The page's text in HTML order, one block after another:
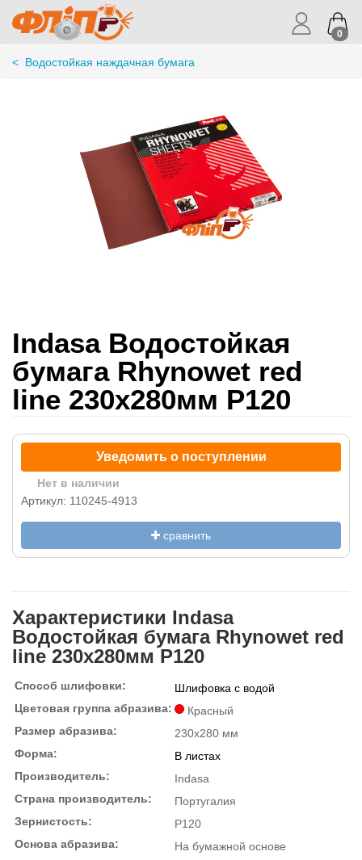
0
< Водостойкая наждачная бумага
Indasa Водостойкая
бумага Rhynowet red
line 230x280мм P120
Уведомить о поступлении
Нет в наличии
Артикул: 110245-4913
сравнить
Характеристики Indasa
Водостойкая бумага Rhynowet red
line 230x280мм P120
Способ шлифовки:
Шлифовка с водой
Цветовая группа абразива:
Красный
Размер абразива:
230x280 мм
Форма:
В листах
Производитель:
Indasa
Страна производитель:
Португалия
Зернистость:
P120
Основа абразива:
На бумажной основе